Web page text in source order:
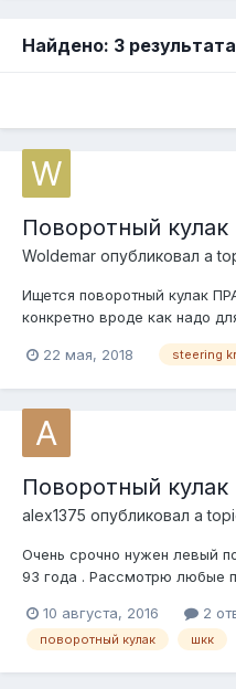
Найдено: 3 результата
Поворотный
Woldemar опубликовал a
Ищется поворотный кулак
конкретно вроде как надо
мопед не мой.
22 мая, 2018 steering
Поворотный кулак
alex1375 опубликовал a
Очень срочно нужен левый
93 года . Рассмотрю любые
10 августа, 2016 2
поворотный кулак шкк